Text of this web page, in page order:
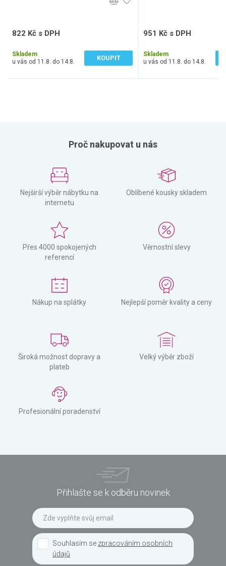
822 Kč s DPH
Skladem
u vás od 11.8. do 14.8.
KOUPIT
951 Kč s DPH
Skladem
u vás od 11.8. do 14.8.
Proč nakupovat u nás
Nejširší výběr nábytku na
internetu
Oblíbené kousky skladem
Přes 4000 spokojených
referencí
Věrnostní slevy
Nákup na splátky Nejlepší poměr kvality a ceny
Široká možnost dopravy a
plateb
Velký výběr zboží
Profesionální poradenství
Přihlašte se k odběru novinek
Souhlasím se zpracováním osobních
údajů